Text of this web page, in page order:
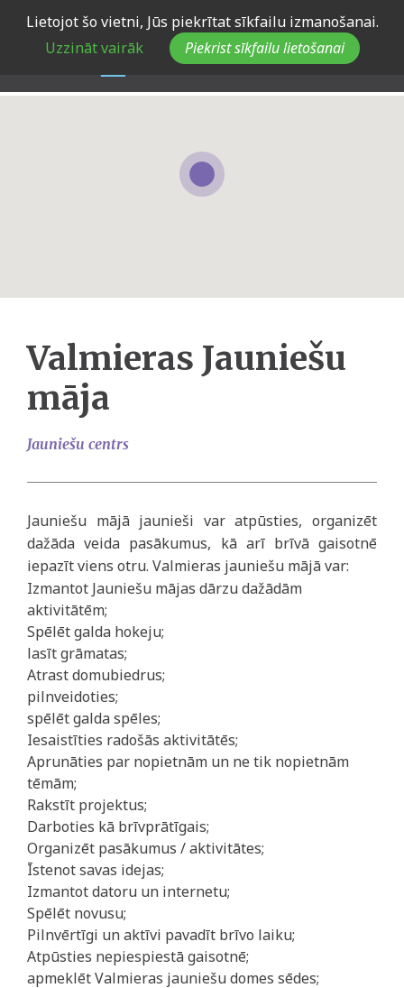
Lietojot šo vietni, Jūs piekrītat sīkfailu izmanošanai.
Uzzināt vairāk
Piekrist sīkfailu lietošanai
Valmieras Jauniešu
māja
Jauniešu centrs
Jauniešu mājā jaunieši var atpūsties, organizēt
dažāda veida pasākumus, kā arī brīvā gaisotnē
iepazīt viens otru. Valmieras jauniešu mājā var:
Izmantot Jauniešu mājas dārzu dažādām
aktivitātēm;
Spēlēt galda hokeju;
lasīt grāmatas;
Atrast domubiedrus;
pilnveidoties;
spēlēt galda spēles;
Iesaistīties radošās aktivitātēs;
Aprunāties par nopietnām un ne tik nopietnām
tēmām;
Rakstīt projektus;
Darboties kā brīvprātīgais;
Organizēt pasākumus / aktivitātes;
Īstenot savas idejas;
Izmantot datoru un internetu;
Spēlēt novusu;
Pilnvērtīgi un aktīvi pavadīt brīvo laiku;
Atpūsties nepiespiestā gaisotnē;
apmeklēt Valmieras jauniešu domes sēdes;